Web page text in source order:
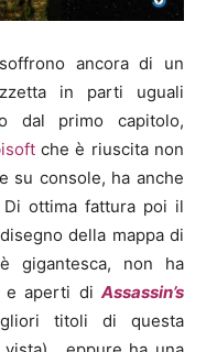
ancora di un
in parti uguali
dal primo capitolo,
che è riuscita non
su console, ha anche
Di ottima fattura poi il
della mappa di
gigantesca, non ha
e aperti di Assassin’s
titoli di questa